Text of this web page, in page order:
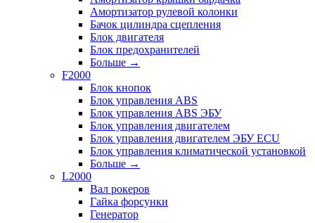
Амортизатор рулевой колонки
Бачок цилиндра сцепления
Блок двигателя
Блок предохранителей
Больше →
F2000
Блок кнопок
Блок управления ABS
Блок управления ABS ЭБУ
Блок управления двигателем
Блок управления двигателем ЭБУ ECU
Блок управления климатической установкой
Больше →
L2000
Вал рокеров
Гайка форсунки
Генератор